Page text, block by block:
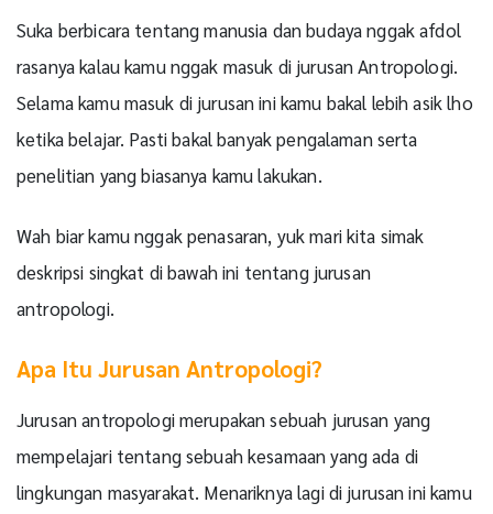
Suka berbicara tentang manusia dan budaya nggak afdol
rasanya kalau kamu nggak masuk di jurusan Antropologi.
Selama kamu masuk di jurusan ini kamu bakal lebih asik lho
ketika belajar. Pasti bakal banyak pengalaman serta
penelitian yang biasanya kamu lakukan.
Wah biar kamu nggak penasaran, yuk mari kita simak
deskripsi singkat di bawah ini tentang jurusan
antropologi.
Apa Itu Jurusan Antropologi?
Jurusan antropologi merupakan sebuah jurusan yang
mempelajari tentang sebuah kesamaan yang ada di
lingkungan masyarakat. Menariknya lagi di jurusan ini kamu